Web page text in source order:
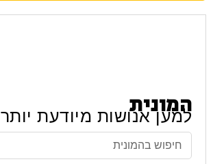
המונית
למען אנושות מיודעת יותר